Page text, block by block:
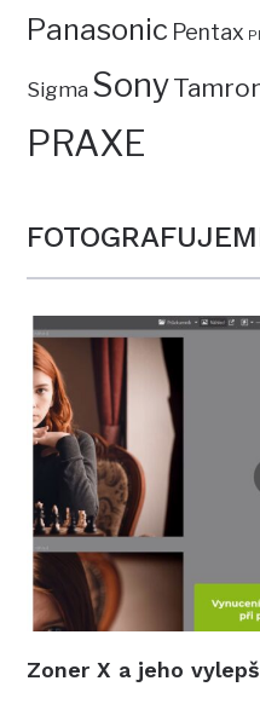
Panasonic Pentax
Sigma Sony
PRAXE
Zoner X a jeho